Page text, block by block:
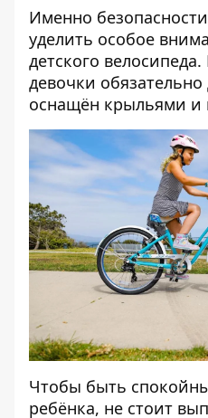
Именно
уделить особое
детского
девочки
оснащён крыльями и
Чтобы быть
ребёнка, не стоит